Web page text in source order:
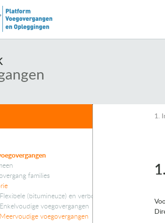
families
(bitumineuze) en verborgen voegovergangen
voegovergangen
voegovergangen
1.